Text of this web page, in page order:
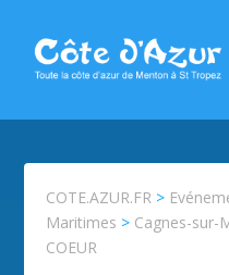
COTE.AZUR.FR >
Maritimes > Cagnes-sur-
COEUR